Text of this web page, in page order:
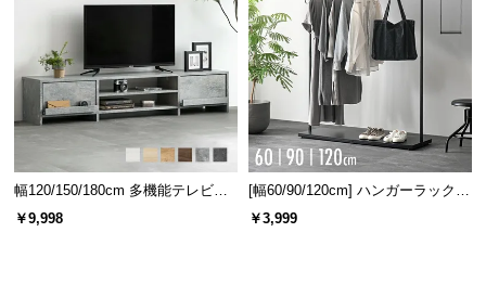
幅120/150/180cm 多機能テレビボ
ード 木目/石目調 オープン収納・
￥9,998
[幅60/90/120cm] ハンガーラック
スチール 4段階高さ調節 サイドフ
￥3,999